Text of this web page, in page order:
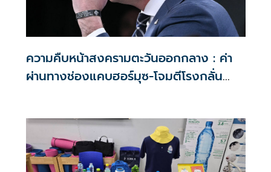
ความคืบหน้าสงครามตะวันออกกลาง : ค่า
ผ่านทางช่องแคบฮอร์มุซ-โจมตีโรงกลั่น